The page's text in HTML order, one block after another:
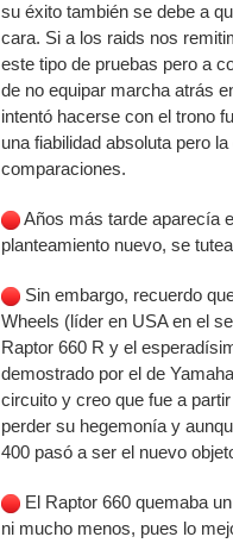
su éxito también se debe a
cara. Si a los raids nos
este tipo de pruebas pero a
de no equipar marcha atrás
intentó hacerse con el trono
una fiabilidad absoluta pero
comparaciones.
Años más tarde aparecía
planteamiento nuevo, se
Sin embargo, recuerdo
Wheels (líder en USA en el
Raptor 660 R y el
demostrado por el de
circuito y creo que fue a
perder su hegemonía y
400 pasó a ser el nuevo
El Raptor 660 quemaba
ni mucho menos, pues lo